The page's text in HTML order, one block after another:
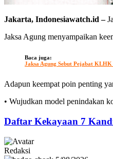
Jakarta, Indonesiawatch.id –‎
Jaksa Agung menyampaikan
Baca juga:
Jaksa Agung Sebut Pejabat
Adapun keempat poin penting
‎• ‎Wujudkan model penindakan
Daftar Kekayaan 7
Redaksi